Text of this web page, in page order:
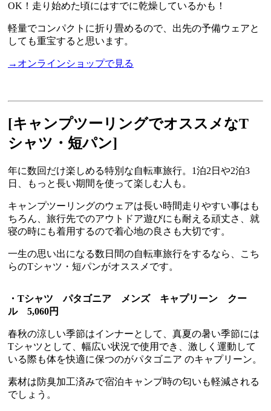
OK！走り始めた頃にはすでに乾燥しているかも！
軽量でコンパクトに折り畳めるので、出先の予備ウェアと
しても重宝すると思います。
→オンラインショップで見る
[キャンプツーリングでオススメなT
シャツ・短パン]
年に数回だけ楽しめる特別な自転車旅行。1泊2日や2泊3
日、もっと長い期間を使って楽しむ人も。
キャンプツーリングのウェアは長い時間走りやすい事はも
ちろん、旅行先でのアウトドア遊びにも耐える頑丈さ、就
寝の時にも着用するので着心地の良さも大切です。
一生の思い出になる数日間の自転車旅行をするなら、こち
らのTシャツ・短パンがオススメです。
・Tシャツ パタゴニア メンズ キャプリーン クー
ル 5,060円
春秋の涼しい季節はインナーとして、真夏の暑い季節には
Tシャツとして、幅広い状況で使用でき、激しく運動して
いる際も体を快適に保つのがパタゴニア のキャプリーン。
素材は防臭加工済みで宿泊キャンプ時の匂いも軽減される
でしょう。